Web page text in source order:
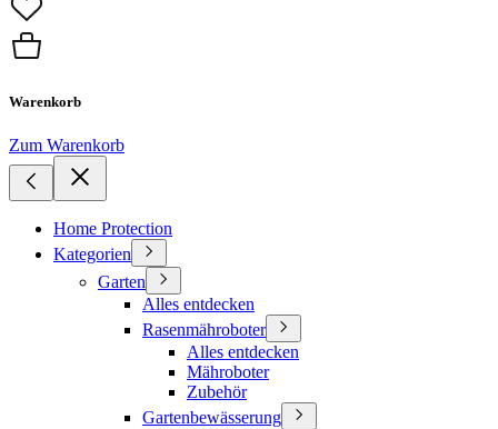
Warenkorb
Zum Warenkorb
Home Protection
Kategorien
Garten
Alles entdecken
Rasenmähroboter
Alles entdecken
Mähroboter
Zubehör
Gartenbewässerung